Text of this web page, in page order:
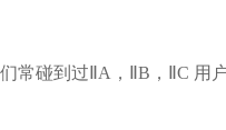
什么？为什么我们的产品要做到ⅡC，而不是ⅡB， 下面苏州阿凡提防爆简单解释下爆炸性环境